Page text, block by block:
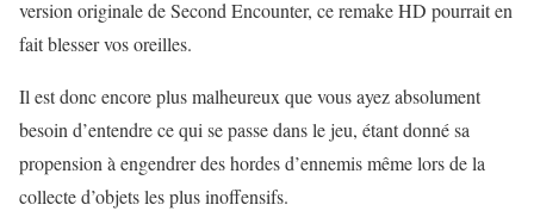
version originale de Second Encounter, ce remake HD pourrait en
fait blesser vos oreilles.
Il est donc encore plus malheureux que vous ayez absolument
besoin d’entendre ce qui se passe dans le jeu, étant donné sa
propension à engendrer des hordes d’ennemis même lors de la
collecte d’objets les plus inoffensifs.